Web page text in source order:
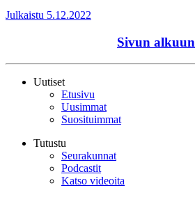
Julkaistu 5.12.2022
Sivun alkuun
Uutiset
Etusivu
Uusimmat
Suosituimmat
Tutustu
Seurakunnat
Podcastit
Katso videoita